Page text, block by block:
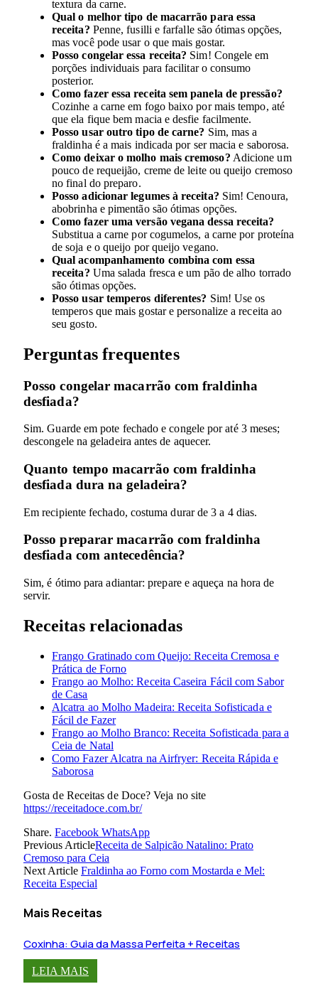
textura da carne.
Qual o melhor tipo de macarrão para essa
receita? Penne, fusilli e farfalle são ótimas opções,
mas você pode usar o que mais gostar.
Posso congelar essa receita? Sim! Congele em
porções individuais para facilitar o consumo
posterior.
Como fazer essa receita sem panela de pressão?
Cozinhe a carne em fogo baixo por mais tempo, até
que ela fique bem macia e desfie facilmente.
Posso usar outro tipo de carne? Sim, mas a
fraldinha é a mais indicada por ser macia e saborosa.
Como deixar o molho mais cremoso? Adicione um
pouco de requeijão, creme de leite ou queijo cremoso
no final do preparo.
Posso adicionar legumes à receita? Sim! Cenoura,
abobrinha e pimentão são ótimas opções.
Como fazer uma versão vegana dessa receita?
Substitua a carne por cogumelos, a carne por proteína
de soja e o queijo por queijo vegano.
Qual acompanhamento combina com essa
receita? Uma salada fresca e um pão de alho torrado
são ótimas opções.
Posso usar temperos diferentes? Sim! Use os
temperos que mais gostar e personalize a receita ao
seu gosto.
Perguntas frequentes
Posso congelar macarrão com fraldinha
desfiada?
Sim. Guarde em pote fechado e congele por até 3 meses;
descongele na geladeira antes de aquecer.
Quanto tempo macarrão com fraldinha
desfiada dura na geladeira?
Em recipiente fechado, costuma durar de 3 a 4 dias.
Posso preparar macarrão com fraldinha
desfiada com antecedência?
Sim, é ótimo para adiantar: prepare e aqueça na hora de
servir.
Receitas relacionadas
Frango Gratinado com Queijo: Receita Cremosa e
Prática de Forno
Frango ao Molho: Receita Caseira Fácil com Sabor
de Casa
Alcatra ao Molho Madeira: Receita Sofisticada e
Fácil de Fazer
Frango ao Molho Branco: Receita Sofisticada para a
Ceia de Natal
Como Fazer Alcatra na Airfryer: Receita Rápida e
Saborosa
Gosta de Receitas de Doce? Veja no site
https://receitadoce.com.br/
Share. Facebook WhatsApp
Previous ArticleReceita de Salpicão Natalino: Prato
Cremoso para Ceia
Next Article Fraldinha ao Forno com Mostarda e Mel:
Receita Especial
Mais Receitas
Coxinha: Guia da Massa Perfeita + Receitas
LEIA MAIS